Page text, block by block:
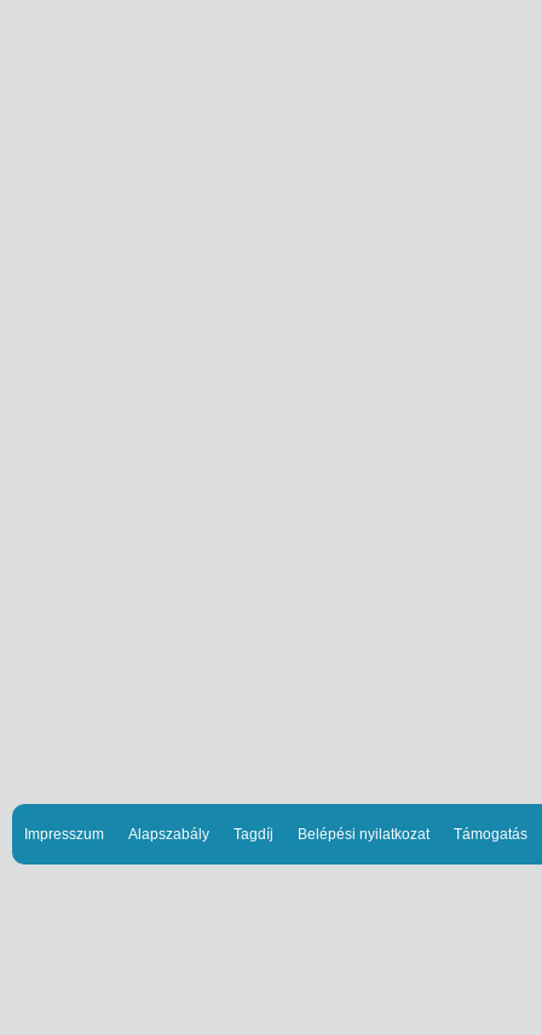
Impresszum Alapszabály Tagdíj Belépési nyilatkozat Támogatás